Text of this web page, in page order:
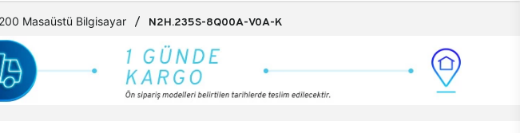
Masaüstü Bilgisayar N2H.235S-8Q00A-V0A-K